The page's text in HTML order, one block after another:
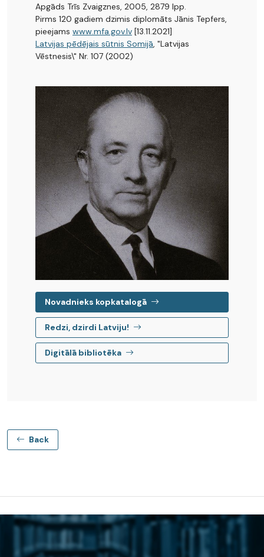
Apgāds Trīs Zvaigznes, 2005, 2879 lpp.
Pirms 120 gadiem dzimis diplomāts Jānis Tepfers,
pieejams www.mfa.gov.lv [13.11.2021]
Latvijas pēdējais sūtnis Somijā, "Latvijas
Vēstnesis\" Nr. 107 (2002)
Novadnieks kopkatalogā
Redzi, dzirdi Latviju!
Digitālā bibliotēka
Back